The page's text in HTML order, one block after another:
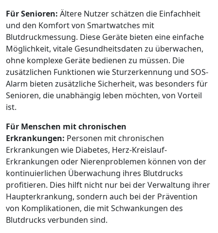
Für Senioren: Ältere Nutzer schätzen die Einfachheit
und den Komfort von Smartwatches mit
Blutdruckmessung. Diese Geräte bieten eine einfache
Möglichkeit, vitale Gesundheitsdaten zu überwachen,
ohne komplexe Geräte bedienen zu müssen. Die
zusätzlichen Funktionen wie Sturzerkennung und SOS-
Alarm bieten zusätzliche Sicherheit, was besonders für
Senioren, die unabhängig leben möchten, von Vorteil
ist.
Für Menschen mit chronischen
Erkrankungen: Personen mit chronischen
Erkrankungen wie Diabetes, Herz-Kreislauf-
Erkrankungen oder Nierenproblemen können von der
kontinuierlichen Überwachung ihres Blutdrucks
profitieren. Dies hilft nicht nur bei der Verwaltung ihrer
Haupterkrankung, sondern auch bei der Prävention
von Komplikationen, die mit Schwankungen des
Blutdrucks verbunden sind.